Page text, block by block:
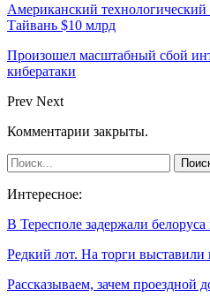
Американский
Тайвань $10 млрд
Произошел масштабный сбой
кибератаки
Prev Next
Комментарии закрыты.
Интересное:
В Тересполе задержали
Редкий лот. На торги
Рассказываем, зачем